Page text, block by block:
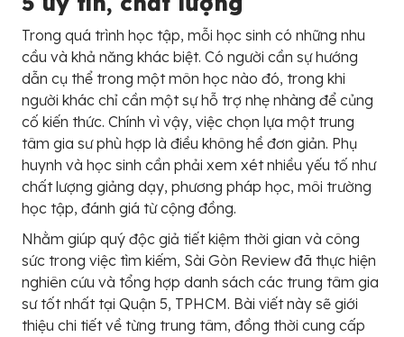
Trong quá trình học tập, mỗi học sinh có những nhu
cầu và khả năng khác biệt. Có người cần sự hướng
dẫn cụ thể trong một môn học nào đó, trong khi
người khác chỉ cần một sự hỗ trợ nhẹ nhàng để củng
cố kiến thức. Chính vì vậy, việc chọn lựa một trung
tâm gia sư phù hợp là điều không hề đơn giản. Phụ
huynh và học sinh cần phải xem xét nhiều yếu tố như
chất lượng giảng dạy, phương pháp học, môi trường
học tập, đánh giá từ cộng đồng.
Nhằm giúp quý độc giả tiết kiệm thời gian và công
sức trong việc tìm kiếm, Sài Gòn Review đã thực hiện
nghiên cứu và tổng hợp danh sách các trung tâm gia
sư tốt nhất tại Quận 5, TPHCM. Bài viết này sẽ giới
thiệu chi tiết về từng trung tâm, đồng thời cung cấp